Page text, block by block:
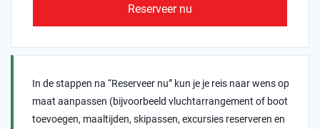
Reserveer nu
In de stappen na “Reserveer nu” kun je je reis naar wens op
maat aanpassen (bijvoorbeeld vluchtarrangement of boot
toevoegen, maaltijden, skipassen, excursies reserveren en